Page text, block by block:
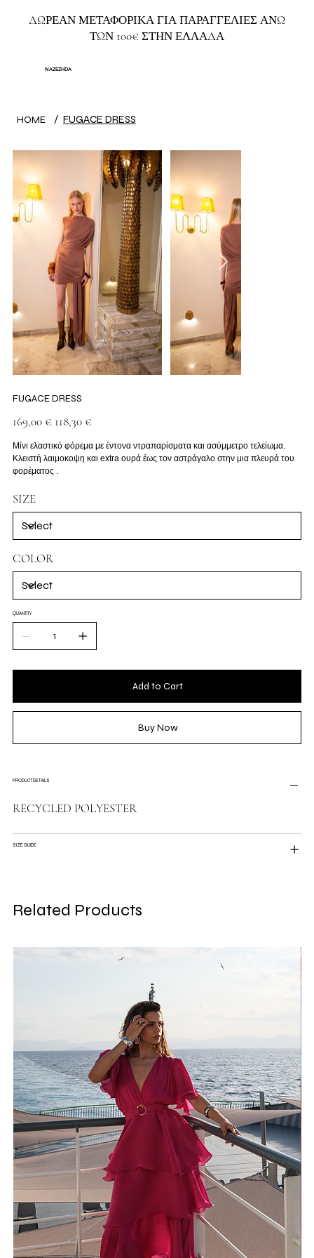
ΔΩΡΕΑΝ ΜΕΤΑΦΟΡΙΚΑ ΓΙΑ ΠΑΡΑΓΓΕΛΙΕΣ ΑΝΩ
ΤΩΝ 100€ ΣΤΗΝ ΕΛΛΑΔΑ
NAZEZHDA
HOME / FUGACE DRESS
FUGACE DRESS
Original
price
169,00 € price
118,30 €
Μίνι ελαστικό φόρεμα με έντονα ντραπαρίσματα και ασύμμετρο τελείωμα.
Κλειστή λαιμοκοψη και extra ουρά έως τον αστράγαλο στην μια πλευρά του
φορέματος .
SIZE
COLOR
QUANTITY
Add to Cart
Buy Now
PRODUCT DETAILS
RECYCLED POLYESTER
SIZE GUIDE
Related Products